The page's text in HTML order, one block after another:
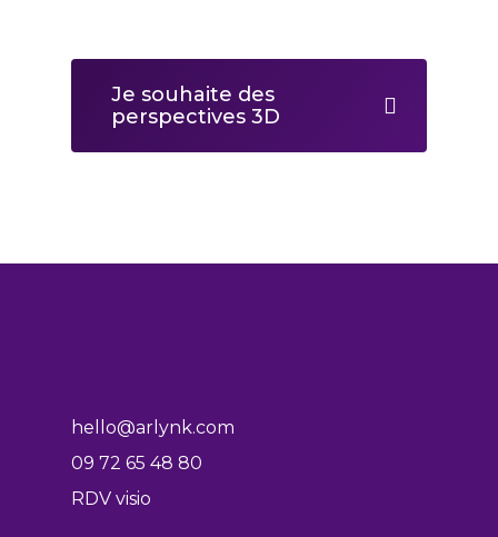
Je souhaite des
perspectives 3D
hello@arlynk.com
09 72 65 48 80
RDV visio